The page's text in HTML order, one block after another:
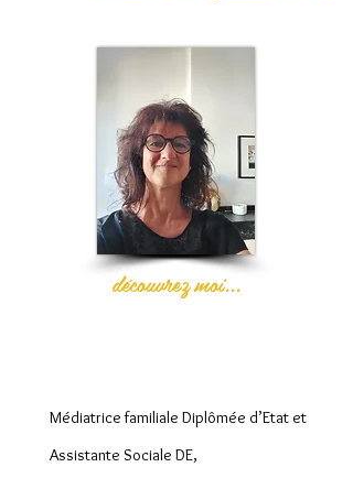
découvrez moi...
Médiatrice familiale Diplômée d’Etat et
Assistante Sociale DE,